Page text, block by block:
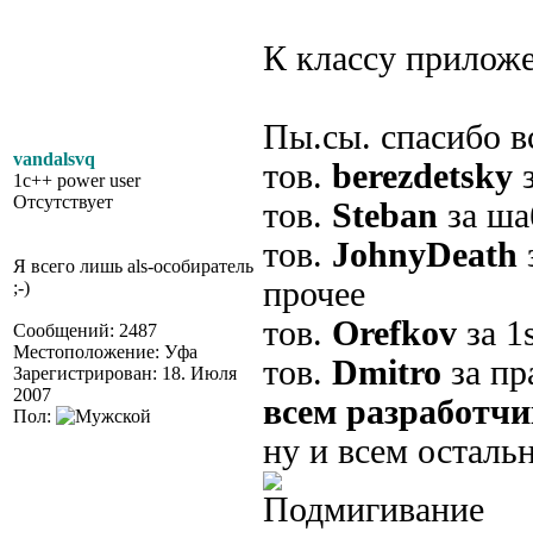
vandalsvq
1c++ power user
Отсутствует
Я всего лишь als-особиратель
;-)
Сообщений: 2487
Местоположение: Уфа
Зарегистрирован: 18. Июля
2007
Пол:
К классу
Пы.сы. спасибо
тов. berezdetsky
тов. Steban за
тов. JohnyDeath
прочее
тов. Orefkov за
тов. Dmitro за
всем
ну и всем